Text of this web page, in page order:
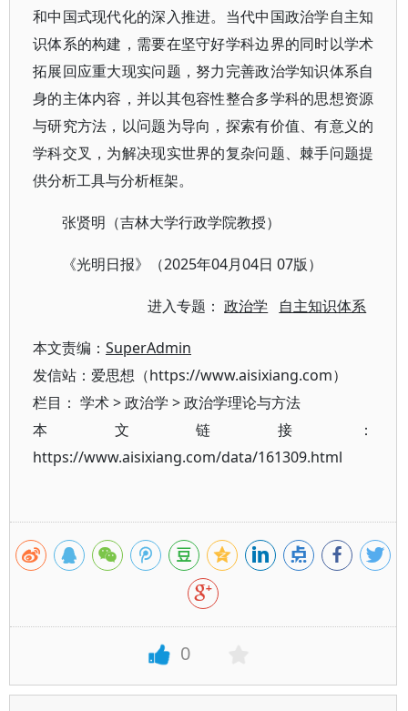
和中国式现代化的深入推进。当代中国政治学自主知
识体系的构建，需要在坚守好学科边界的同时以学术
拓展回应重大现实问题，努力完善政治学知识体系自
身的主体内容，并以其包容性整合多学科的思想资源
与研究方法，以问题为导向，探索有价值、有意义的
学科交叉，为解决现实世界的复杂问题、棘手问题提
供分析工具与分析框架。
张贤明（吉林大学行政学院教授）
《光明日报》（2025年04月04日 07版）
进入专题：政治学 自主知识体系
本文责编： SuperAdmin
发信站：爱思想（https://www.aisixiang.com）
栏目： 学术>政治学 >政治学理论与方法
本文链接：
https://www.aisixiang.com/data/161309.html
0